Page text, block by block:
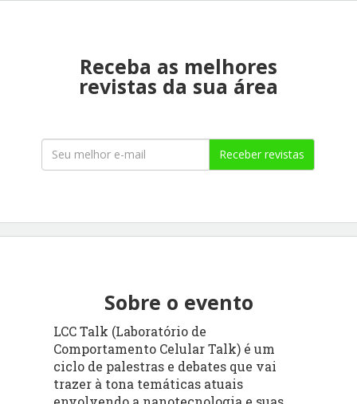
Receba as melhores
revistas da sua área
Receber revistas
Sobre o evento
LCC Talk (Laboratório de
Comportamento Celular Talk) é um
ciclo de palestras e debates que vai
trazer à tona temáticas atuais